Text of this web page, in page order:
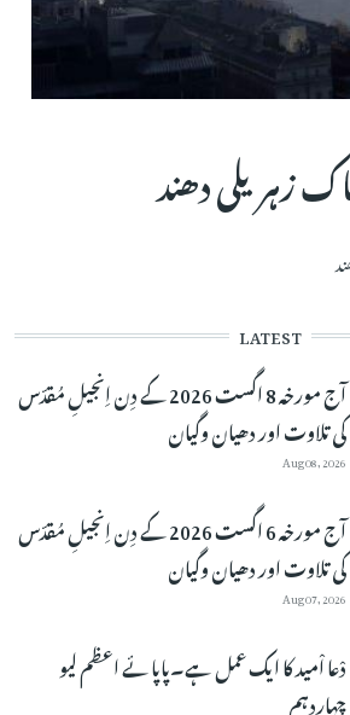
زہریلی دھند
LATEST
آج مورخہ 8 اگست 2026 کے دِن اِنجیلِ مُقدّس
کی تلاوت اور دھیان وگیان
Aug 08, 2026
آج مورخہ 6 اگست 2026 کے دِن اِنجیلِ مُقدّس
کی تلاوت اور دھیان وگیان
Aug 07, 2026
دْعا اْمید کا ایک عمل ہے۔پاپائے اعظم لیو
چہاردہم